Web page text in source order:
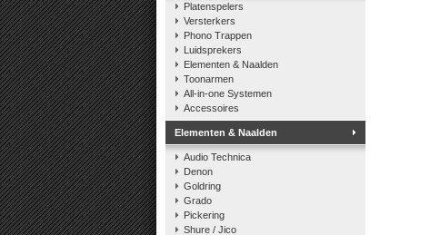
Platenspelers
Versterkers
Phono Trappen
Luidsprekers
Elementen & Naalden
Toonarmen
All-in-one Systemen
Accessoires
Elementen & Naalden
Audio Technica
Denon
Goldring
Grado
Pickering
Shure / Jico